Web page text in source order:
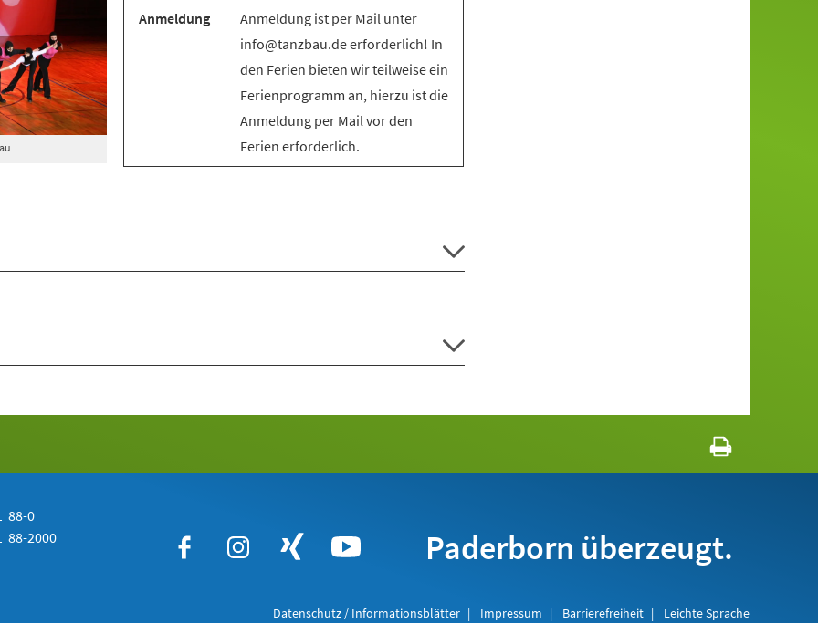
Anmeldung
Anmeldung ist per Mail unter
info@tanzbau.de erforderlich! In
den Ferien bieten wir teilweise ein
Ferienprogramm an, hierzu ist die
Anmeldung per Mail vor den
Ferien erforderlich.
88-0
88-2000 Paderborn überzeugt.
Datenschutz / Informationsblätter Impressum Barrierefreiheit Leichte Sprache